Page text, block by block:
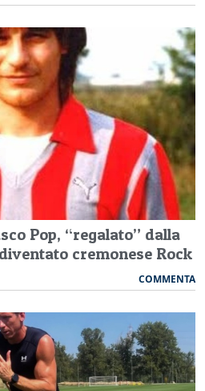
Pop, “regalato” dalla
cremonese Rock
COMMENTA